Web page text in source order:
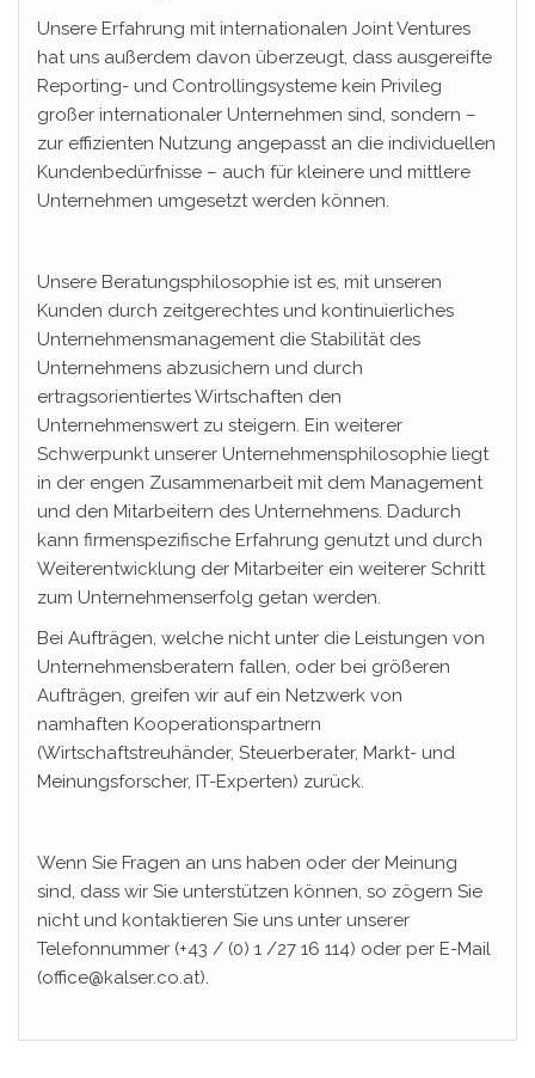
Unsere Erfahrung mit internationalen Joint Ventures
hat uns außerdem davon überzeugt, dass ausgereifte
Reporting- und Controllingsysteme kein Privileg
großer internationaler Unternehmen sind, sondern –
zur effizienten Nutzung angepasst an die individuellen
Kundenbedürfnisse – auch für kleinere und mittlere
Unternehmen umgesetzt werden können.
Unsere Beratungsphilosophie ist es, mit unseren
Kunden durch zeitgerechtes und kontinuierliches
Unternehmensmanagement die Stabilität des
Unternehmens abzusichern und durch
ertragsorientiertes Wirtschaften den
Unternehmenswert zu steigern. Ein weiterer
Schwerpunkt unserer Unternehmensphilosophie liegt
in der engen Zusammenarbeit mit dem Management
und den Mitarbeitern des Unternehmens. Dadurch
kann firmenspezifische Erfahrung genutzt und durch
Weiterentwicklung der Mitarbeiter ein weiterer Schritt
zum Unternehmenserfolg getan werden.
Bei Aufträgen, welche nicht unter die Leistungen von
Unternehmensberatern fallen, oder bei größeren
Aufträgen, greifen wir auf ein Netzwerk von
namhaften Kooperationspartnern
(Wirtschaftstreuhänder, Steuerberater, Markt- und
Meinungsforscher, IT-Experten) zurück.
Wenn Sie Fragen an uns haben oder der Meinung
sind, dass wir Sie unterstützen können, so zögern Sie
nicht und kontaktieren Sie uns unter unserer
Telefonnummer (+43 / (0) 1 /27 16 114) oder per E-Mail
(office@kalser.co.at).